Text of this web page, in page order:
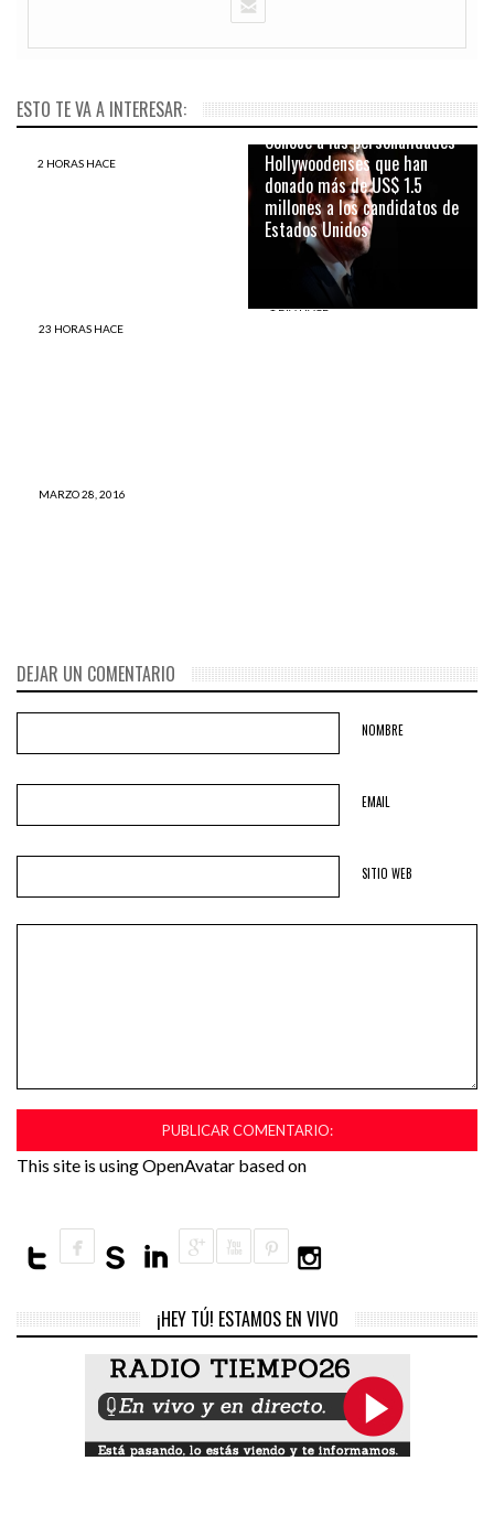
ESTO TE VA A INTERESAR:
2 HORAS HACE
19 HORAS HACE
Conoce a las personalidades
Hollywoodenses que han
donado más de US$ 1.5
millones a los candidatos de
Estados Unidos
23 HORAS HACE
1 DÍA HACE
MARZO 28, 2016
DEJAR UN COMENTARIO
NOMBRE
EMAIL
SITIO WEB
This site is using OpenAvatar based on
¡HEY TÚ! ESTAMOS EN VIVO